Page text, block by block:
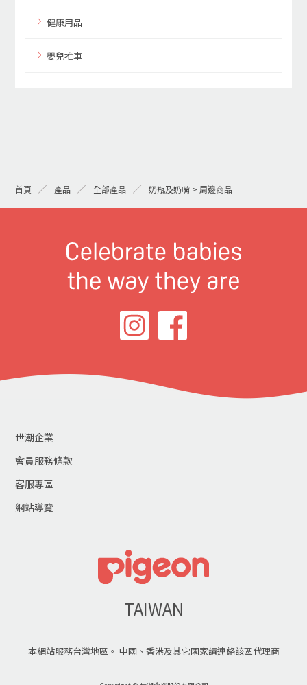
健康用品
嬰兒推車
首頁 產品 全部產品 奶瓶及奶嘴 > 周邊商品
世潮企業
會員服務條款
客服專區
網站導覽
TAIWAN
本網站服務台灣地區。 中國、香港及其它國家請連絡該區代理商